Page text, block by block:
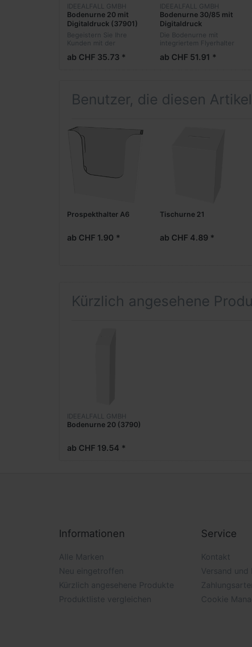
IDEEALFALL GMBH
Bodenurne 20 mit
Digitaldruck (37901)
Begeistern Sie Ihre
Kunden mit der
und Ihrem individuellen
ab CHF 35.73 *
IDEEALFALL GMBH
Bodenurne 30/85 mit
Digitaldruck
Die Bodenurne mit
integriertem Flyerhalter
Design bietet Ihnen
ab CHF 51.91 *
Benutzer, die diesen
Prospekthalter A6
ab CHF 1.90 *
Tischurne 21
ab CHF 4.89 *
Kürzlich angesehene
IDEEALFALL GMBH
Bodenurne 20 (3790)
ab CHF 19.54 *
Informationen
Alle Marken
Neu eingetroffen
Kürzlich angesehene Produkte
Produktliste vergleichen
Service
Kontakt
Versand und
Cookie